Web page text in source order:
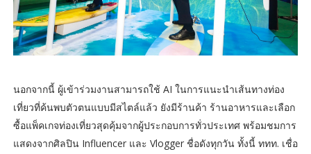
นอกจากนี้ ผู้เข้าร่วมงานสามารถใช้ AI ในการแนะนำเส้นทางท่อง
เที่ยวที่ค้นพบตัวตนแบบมีสไตล์แล้ว ยังมีร้านค้า ร้านอาหารและเลือก
ซื้อแพ็คเกจท่องเที่ยวสุดคุ้มจากผู้ประกอบการทั่วประเทศ พร้อมชมการ
แสดงจากศิลปิน Influencer และ Vlogger ชื่อดังทุกวัน ทั้งนี้ ททท. เชื่อ